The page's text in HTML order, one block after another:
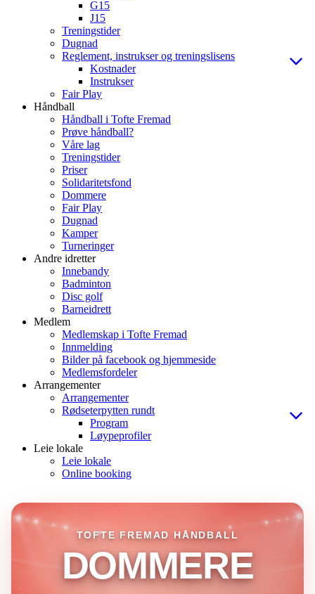
G15
J15
Treningstider
Dugnad
Reglement, instrukser og treningslisens
Kostnader
Instrukser
Fair Play
Håndball
Håndball i Tofte Fremad
Prøve håndball?
Våre lag
Treningstider
Priser
Solidaritetsfond
Dommere
Fair Play
Dugnad
Kamper
Turneringer
Andre idretter
Innebandy
Badminton
Disc golf
Barneidrett
Medlem
Medlemskap i Tofte Fremad
Innmelding
Bilder på facebook og hjemmeside
Medlemsfordeler
Arrangementer
Arrangementer
Rødseterpytten rundt
Program
Løypeprofiler
Leie lokale
Leie lokale
Online booking
TOFTE FREMAD HÅNDBALL
DOMMERE